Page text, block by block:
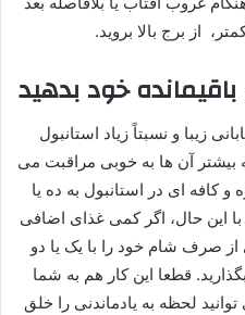
از برج بالا بروید.
خود بدهید
زیبا و نسبتاً زیاد استانبول
بیشتر آن ها به خوبی مراقبت می‌
کافه ای در استانبول به ده یا
این حال، اگر کمی غذای اضافی
از صرف شام خود را با یک یا دو
قطعا این کار هم به شما
لحظه به یادماندنی را خلق